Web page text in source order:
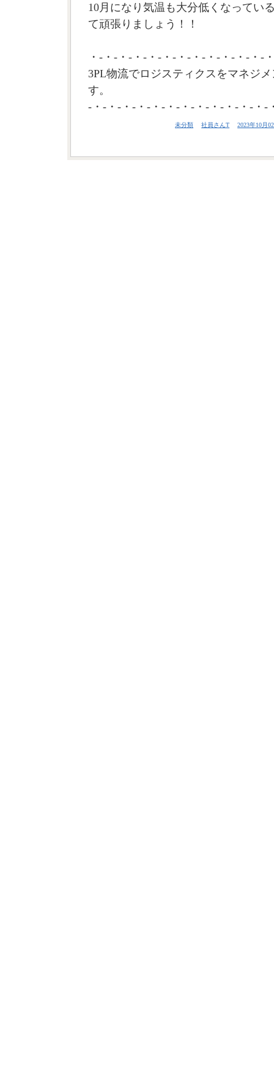
10月になり気温も大分低くなってい
て頑張りましょう！！
・-・-・-・-・-・-・-・-・-・-・-・-
3PL物流でロジスティクスをマネジ
す。
-・-・-・-・-・-・-・-・-・-・-・-・-
未分類 社員さんT 2023年10月